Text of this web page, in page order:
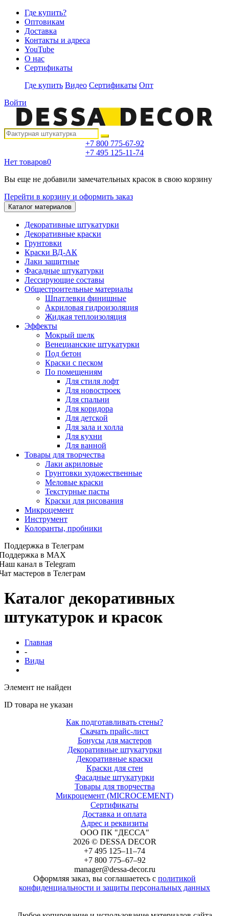
Где купить?
Оптовикам
Доставка
Контакты и адреса
YouTube
О нас
Сертификаты
Где купить Видео Сертификаты Опт
Войти
+7 800 775-67-92
+7 495 125-11-74
Нет товаров0
Вы еще не добавили замечательных красок в свою корзину
Перейти в корзину и оформить заказ
Каталог материалов
Декоративные штукатурки
Декоративные краски
Грунтовки
Краски ВД-АК
Лаки защитные
Фасадные штукатурки
Лессирующие составы
Общестроительные материалы
Шпатлевки финишные
Акриловая гидроизоляция
Жидкая теплоизоляция
Эффекты
Мокрый шелк
Венецианские штукатурки
Под бетон
Краски с песком
По помещениям
Для стиля лофт
Для новостроек
Для спальни
Для коридора
Для детской
Для зала и холла
Для кухни
Для ванной
Товары для творчества
Лаки акриловые
Грунтовки художественные
Меловые краски
Текстурные пасты
Краски для рисования
Микроцемент
Инструмент
Колоранты, пробники
Поддержка в Телеграм
в MAX
канал в Telegram
мастеров в Телеграм
Каталог декоративных
штукатурок и красок
Главная
-
Виды
Элемент не найден
ID товара не указан
Как подготавливать стены?
Скачать прайс-лист
Бонусы для мастеров
Декоративные штукатурки
Декоративные краски
Краски для стен
Фасадные штукатурки
Товары для творчества
Микроцемент (MICROCEMENT)
Сертификаты
Доставка и оплата
Адрес и реквизиты
ООО ПК "ДЕССА"
2026 © DESSA DECOR
+7 495 125–11–74
+7 800 775–67–92
manager@dessa-decor.ru
Оформляя заказ, вы соглашаетесь с политикой
конфиденциальности и защиты персональных данных